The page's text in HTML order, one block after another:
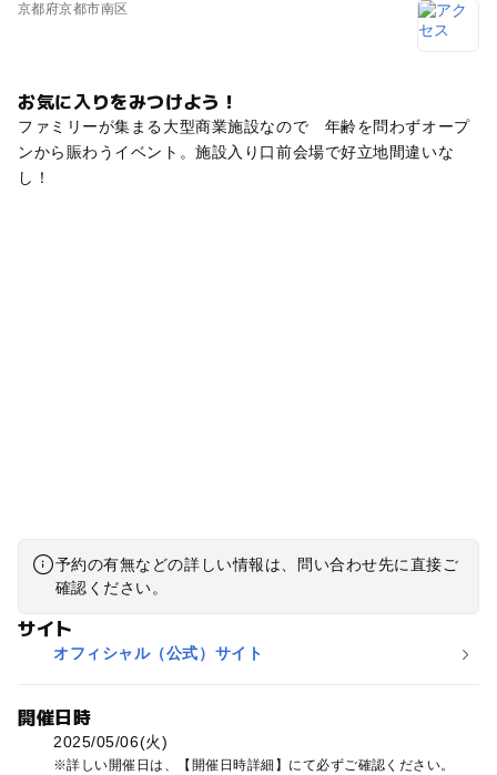
京都府京都市南区
お気に入りをみつけよう！
ファミリーが集まる大型商業施設なので 年齢を問わずオープ
ンから賑わうイベント。施設入り口前会場で好立地間違いな
し！
予約の有無などの詳しい情報は、問い合わせ先に直接ご
確認ください。
サイト
オフィシャル（公式）サイト
開催日時
2025/05/06(火)
詳しい開催日は、【開催日時詳細】にて必ずご確認ください。